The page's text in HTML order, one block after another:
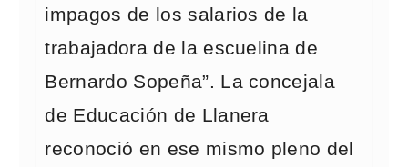
impagos de los salarios de la
trabajadora de la escuelina de
Bernardo Sopeña”. La concejala
de Educación de Llanera
reconoció en ese mismo pleno del